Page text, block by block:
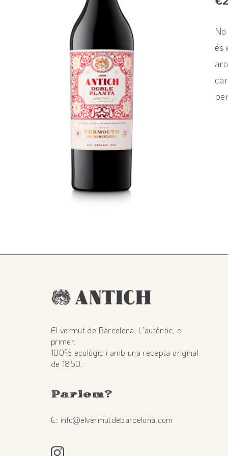
és
El vermut de Barcelona. L’autèntic, el
primer.
100% ecològic i amb una recepta original
de 1850.
Parlem?
E: info@elvermutdebarcelona.com